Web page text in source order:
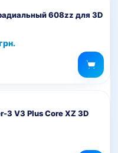
608zz для 3D
3 V3 Plus Core XZ 3D